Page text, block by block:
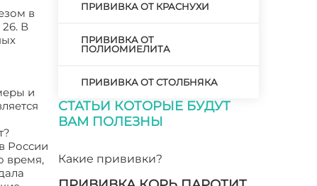
в
26. В
и
России
время,
ПРИВИВКА ОТ КРАСНУХИ
ПРИВИВКА ОТ
ПОЛИОМИЕЛИТА
ПРИВИВКА ОТ СТОЛБНЯКА
СТАТЬИ КОТОРЫЕ БУДУТ
ВАМ ПОЛЕЗНЫ
Какие прививки?